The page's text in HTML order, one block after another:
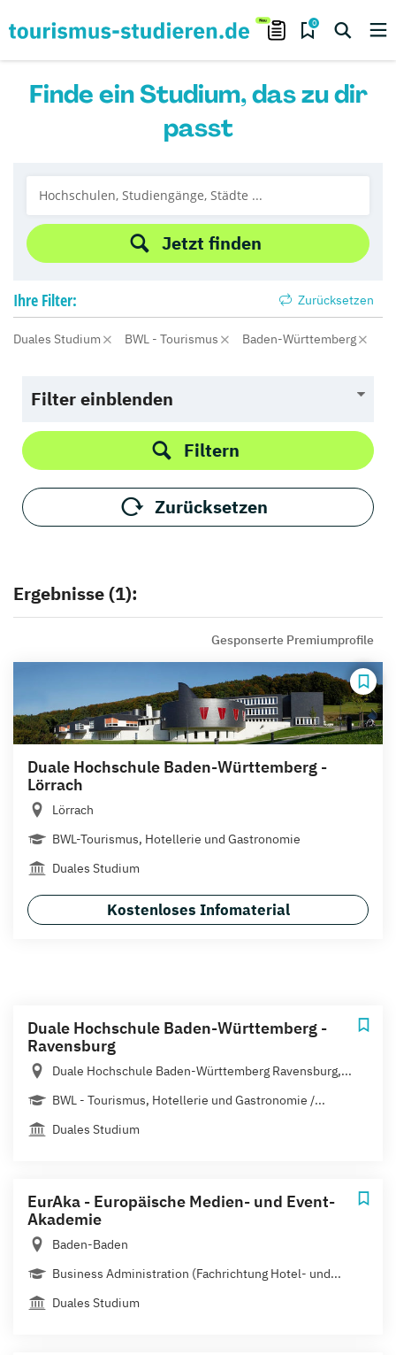
0
Finde ein Studium, das zu dir
passt
Jetzt finden
Ihre Filter: Zurücksetzen
Duales Studium BWL - Tourismus Baden-Württemberg
Filter einblenden
Filtern
Zurücksetzen
Ergebnisse (1):
Gesponserte Premiumprofile
Duale Hochschule Baden-Württemberg -
Lörrach
Lörrach
BWL-Tourismus, Hotellerie und Gastronomie
Duales Studium
Kostenloses Infomaterial
Duale Hochschule Baden-Württemberg -
Ravensburg
Duale Hochschule Baden-Württemberg Ravensburg,...
BWL - Tourismus, Hotellerie und Gastronomie /...
Duales Studium
EurAka - Europäische Medien- und Event-
Akademie
Baden-Baden
Business Administration (Fachrichtung Hotel- und...
Duales Studium